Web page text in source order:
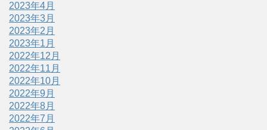
2023年4月
2023年3月
2023年2月
2023年1月
2022年12月
2022年11月
2022年10月
2022年9月
2022年8月
2022年7月